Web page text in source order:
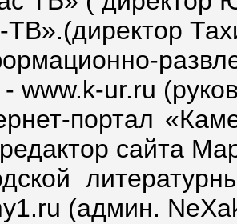
www.k-ur.ru
портал
сайта
(админ.